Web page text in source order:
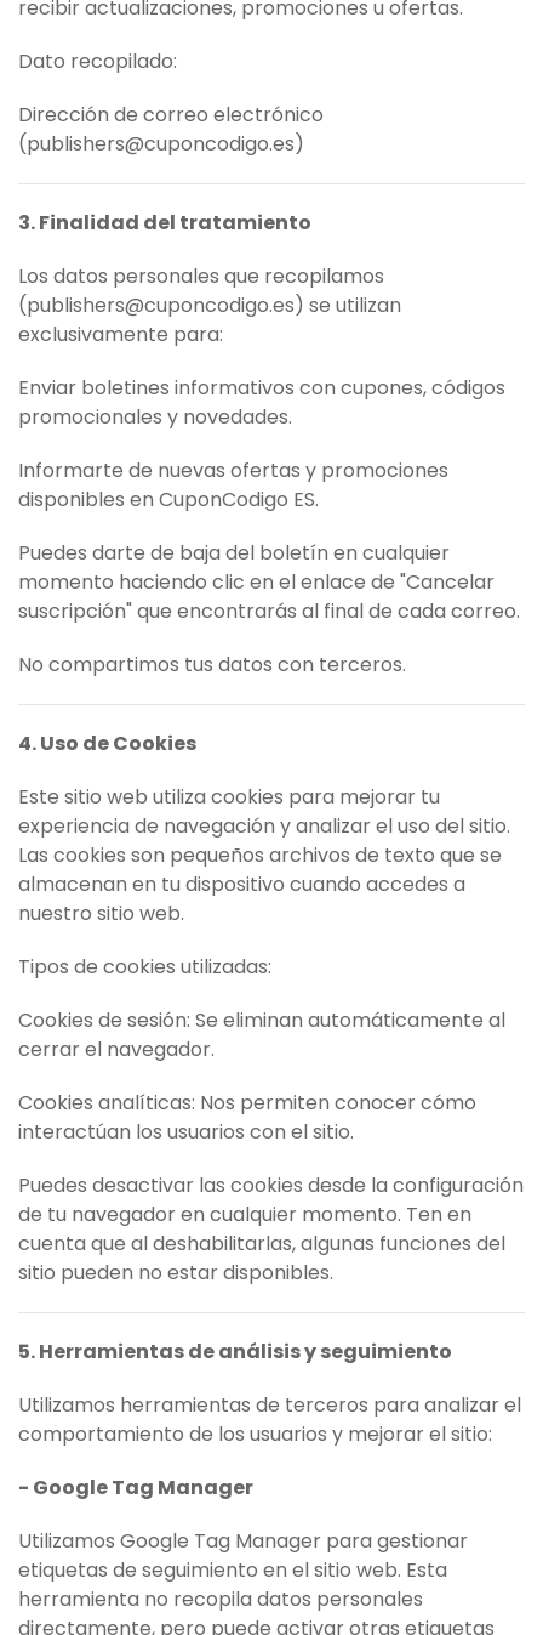
recibir actualizaciones, promociones u ofertas.
Dato recopilado:
Dirección de correo electrónico
(publishers@cuponcodigo.es)
3. Finalidad del tratamiento
Los datos personales que recopilamos
(publishers@cuponcodigo.es) se utilizan
exclusivamente para:
Enviar boletines informativos con cupones, códigos
promocionales y novedades.
Informarte de nuevas ofertas y promociones
disponibles en CuponCodigo ES.
Puedes darte de baja del boletín en cualquier
momento haciendo clic en el enlace de "Cancelar
suscripción" que encontrarás al final de cada correo.
No compartimos tus datos con terceros.
4. Uso de Cookies
Este sitio web utiliza cookies para mejorar tu
experiencia de navegación y analizar el uso del sitio.
Las cookies son pequeños archivos de texto que se
almacenan en tu dispositivo cuando accedes a
nuestro sitio web.
Tipos de cookies utilizadas:
Cookies de sesión: Se eliminan automáticamente al
cerrar el navegador.
Cookies analíticas: Nos permiten conocer cómo
interactúan los usuarios con el sitio.
Puedes desactivar las cookies desde la configuración
de tu navegador en cualquier momento. Ten en
cuenta que al deshabilitarlas, algunas funciones del
sitio pueden no estar disponibles.
5. Herramientas de análisis y seguimiento
Utilizamos herramientas de terceros para analizar el
comportamiento de los usuarios y mejorar el sitio:
- Google Tag Manager
Utilizamos Google Tag Manager para gestionar
etiquetas de seguimiento en el sitio web. Esta
herramienta no recopila datos personales
directamente, pero puede activar otras etiquetas